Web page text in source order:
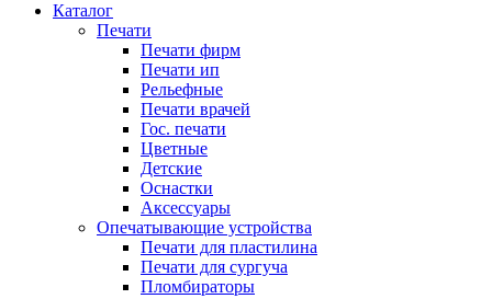
Каталог
Печати
Печати фирм
Печати ип
Рельефные
Печати врачей
Гос. печати
Цветные
Детские
Оснастки
Аксессуары
Опечатывающие устройства
Печати для пластилина
Печати для сургуча
Пломбираторы